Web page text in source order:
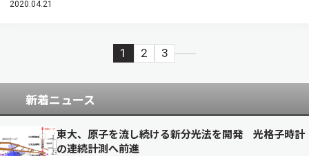
2020.04.21
1 2 3
新着ニュース
東大、原子を流し続ける新分光法を開発 光格子時計
の連続計測へ前進